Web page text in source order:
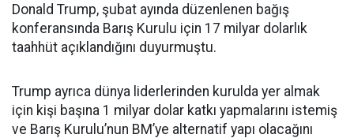
Donald Trump, şubat ayında düzenlenen bağış
konferansında Barış Kurulu için 17 milyar dolarlık
taahhüt açıklandığını duyurmuştu.
Trump ayrıca dünya liderlerinden kurulda yer almak
için kişi başına 1 milyar dolar katkı yapmalarını istemiş
ve Barış Kurulu’nun BM’ye alternatif yapı olacağını